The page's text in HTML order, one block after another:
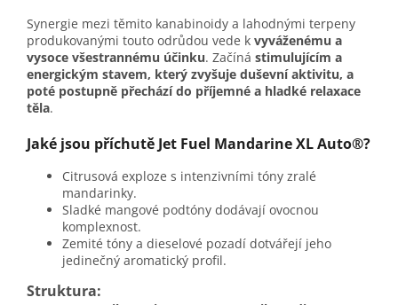
Synergie mezi těmito kanabinoidy a lahodnými terpeny
produkovanými touto odrůdou vede k vyváženému a
vysoce všestrannému účinku. Začíná stimulujícím a
energickým stavem, který zvyšuje duševní aktivitu, a
poté postupně přechází do příjemné a hladké relaxace
těla.
Jaké jsou příchutě Jet Fuel Mandarine XL Auto®?
Citrusová exploze s intenzivními tóny zralé
mandarinky.
Sladké mangové podtóny dodávají ovocnou
komplexnost.
Zemité tóny a dieselové pozadí dotvářejí jeho
jedinečný aromatický profil.
Struktura: